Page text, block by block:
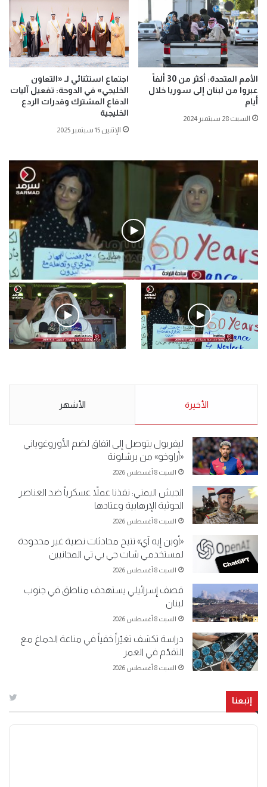
الأمم المتحدة: أكثر من 30 ألفاً
عبروا من لبنان إلى سوريا خلال
أيام
السبت 28 سبتمبر 2024
اجتماع استثنائي لـ «التعاون
الخليجي» في الدوحة: تفعيل آليات
الدفاع المشترك وقدرات الردع
الخليجية
الإثنين 15 سبتمبر 2025
فيديو
.وقفة احتجاجية رمزية لـ”#البدون” في ساحة الإرادة 4-5-2019.
الأحد 5 مايو 2019
5-2019.
نبيع مخدرات يعني ولا خمر؟!.
الأخيرة الأشهر
ليفربول يتوصل إلى اتفاق لضم الأوروغوياني
«أراوخو» من برشلونة
السبت 8 أغسطس 2026
الجيش اليمني: نفذنا عملاً عسكرياً ضد العناصر
الحوثية الإرهابية وعتادها
السبت 8 أغسطس 2026
«أوبن إيه آي» تتيح محادثات نصية غير محدودة
لمستخدمي شات جي بي تي المجانيين
السبت 8 أغسطس 2026
قصف إسرائيلي يستهدف مناطق في جنوب
لبنان
السبت 8 أغسطس 2026
دراسة تكشف تغيّراً خفياً في مناعة الدماغ مع
التقدّم في العمر
السبت 8 أغسطس 2026
إتبعنا